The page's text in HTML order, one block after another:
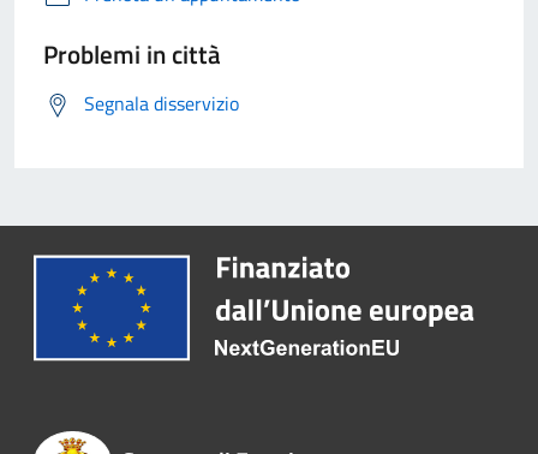
Problemi in città
Segnala disservizio